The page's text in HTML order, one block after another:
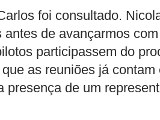
foi consultado.
antes de avançarmos
participassem do
as reuniões já
presença de um